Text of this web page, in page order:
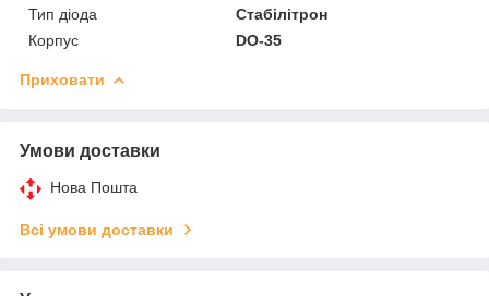
Тип діода
Стабілітрон
Корпус
DO-35
Приховати
Умови доставки
Нова Пошта
Всі умови доставки